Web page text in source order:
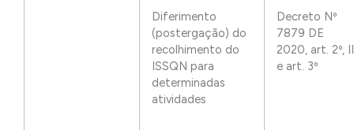
Diferimento
(postergação) do
recolhimento do
ISSQN para
determinadas
atividades
Decreto Nº
7879 DE
2020, art. 2º, II
e art. 3º